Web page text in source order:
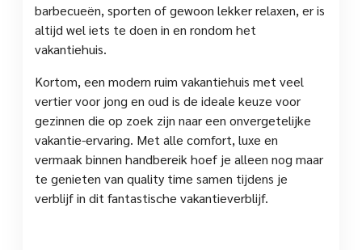
barbecueën, sporten of gewoon lekker relaxen, er is
altijd wel iets te doen in en rondom het
vakantiehuis.
Kortom, een modern ruim vakantiehuis met veel
vertier voor jong en oud is de ideale keuze voor
gezinnen die op zoek zijn naar een onvergetelijke
vakantie-ervaring. Met alle comfort, luxe en
vermaak binnen handbereik hoef je alleen nog maar
te genieten van quality time samen tijdens je
verblijf in dit fantastische vakantieverblijf.